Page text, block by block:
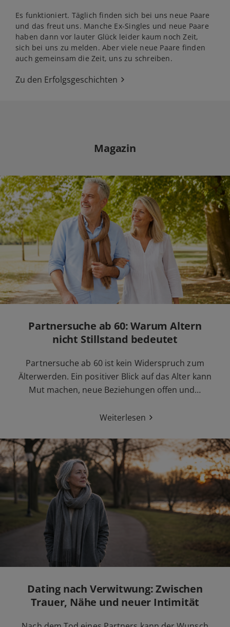
Es funktioniert. Täglich finden sich bei uns neue Paare
und das freut uns. Manche Ex-Singles und neue Paare
haben dann vor lauter Glück leider kaum noch Zeit,
sich bei uns zu melden. Aber viele neue Paare finden
auch gemeinsam die Zeit, uns zu schreiben.
Zu den Erfolgsgeschichten
Magazin
Partnersuche ab 60: Warum Altern
nicht Stillstand bedeutet
Partnersuche ab 60 ist kein Widerspruch zum
Älterwerden. Ein positiver Blick auf das Alter kann
Mut machen, neue Beziehungen offen und…
Weiterlesen
Dating nach Verwitwung: Zwischen
Trauer, Nähe und neuer Intimität